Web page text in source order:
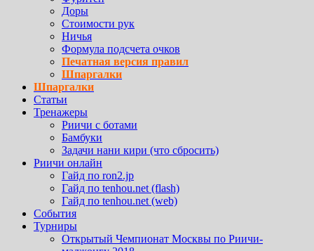
Доры
Стоимости рук
Ничья
Формула подсчета очков
Печатная версия правил
Шпаргалки
Шпаргалки
Статьи
Тренажеры
Риичи с ботами
Бамбуки
Задачи нани кири (что сбросить)
Риичи онлайн
Гайд по ron2.jp
Гайд по tenhou.net (flash)
Гайд по tenhou.net (web)
События
Турниры
Открытый Чемпионат Москвы по Риичи-